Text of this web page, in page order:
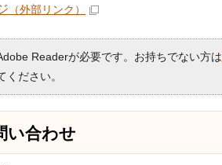
（外部リンク）
Readerが必要です。お持ちでない方は
ださい。
い合わせ